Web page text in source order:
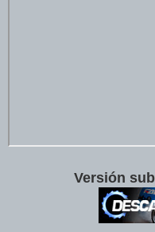
Versión